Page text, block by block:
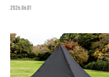
2026.06.01